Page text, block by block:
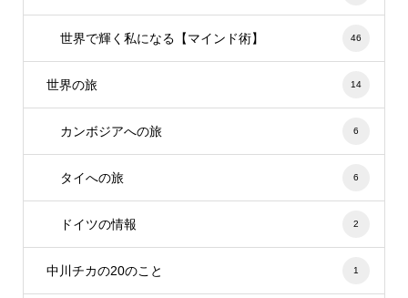
世界で輝く私になる【マインド術】 46
世界の旅 14
カンボジアへの旅 6
タイへの旅 6
ドイツの情報 2
中川チカの20のこと 1